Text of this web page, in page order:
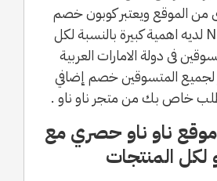
من الموقع ويعتبر كوبون خصم
Now Now (AT33) لديه اهمية كبيرة بالنسبة لكل
فى دولة الامارات العربية
المتسوقين خصم إضافي
ناو ناو حصري مع
المنتجات